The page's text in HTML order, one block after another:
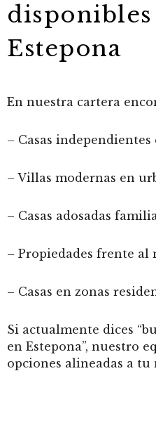
disponibles
Estepona
En nuestra cartera
– Casas
– Villas modernas en
– Casas adosadas
– Propiedades frente al
– Casas en zonas
Si actualmente dices
en Estepona”, nuestro
opciones alineadas a tu